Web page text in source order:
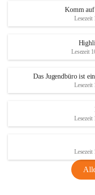
Komm auf
Lesezeit
Lesezeit
Das Jugendbüro ist
Lesezeit
Lesezeit
Lesezeit